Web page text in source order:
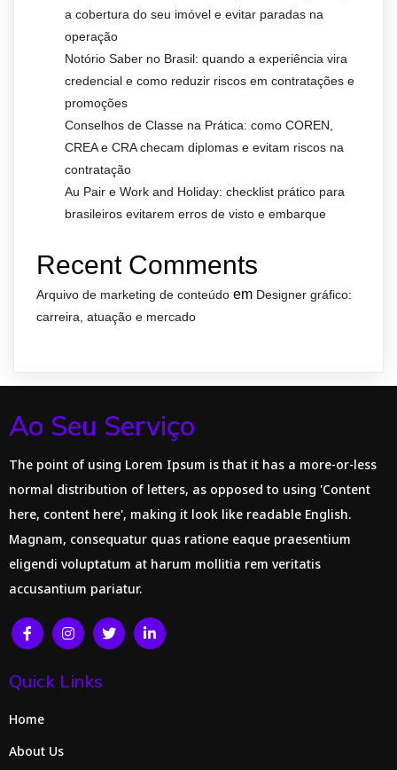
a cobertura do seu imóvel e evitar paradas na
operação
Notório Saber no Brasil: quando a experiência vira
credencial e como reduzir riscos em contratações e
promoções
Conselhos de Classe na Prática: como COREN,
CREA e CRA checam diplomas e evitam riscos na
contratação
Au Pair e Work and Holiday: checklist prático para
brasileiros evitarem erros de visto e embarque
Recent Comments
Arquivo de marketing de conteúdo em Designer gráfico:
carreira, atuação e mercado
Ao Seu Serviço
The point of using Lorem Ipsum is that it has a more-or-less
normal distribution of letters, as opposed to using 'Content
here, content here', making it look like readable English.
Magnam, consequatur quas ratione eaque praesentium
eligendi voluptatum at harum mollitia rem veritatis
accusantium pariatur.
Quick Links
Home
About Us